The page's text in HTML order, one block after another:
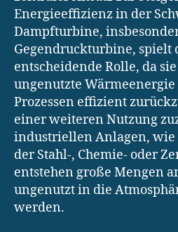
Energieeffizienz in der
Dampfturbine,
Gegendruckturbine, spielt
entscheidende Rolle, da
ungenutzte
Prozessen effizient
einer weiteren Nutzung
industriellen Anlagen,
der Stahl-, Chemie- oder
entstehen große Mengen
ungenutzt in die
werden.